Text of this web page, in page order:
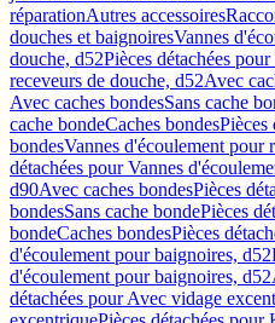
réparationAutres accessoires
douches et baignoiresVannes
douche, d52Pièces détachées
receveurs de douche, d52Avec
Avec caches bondesSans cache
cache bondeCaches bondesPièces
bondesVannes d'écoulement pour
détachées pour Vannes
d90Avec caches bondesPièces
bondesSans cache bondePièces
bondeCaches bondesPièces
d'écoulement pour baignoires, d52
d'écoulement pour baignoires, d52
détachées pour Avec vidage